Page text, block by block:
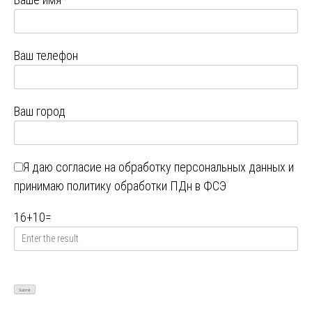
Ваш телефон
Ваш город
Я даю согласие на обработку персональных данных и
принимаю политику обработки ПДн в ФСЭ
16+10=